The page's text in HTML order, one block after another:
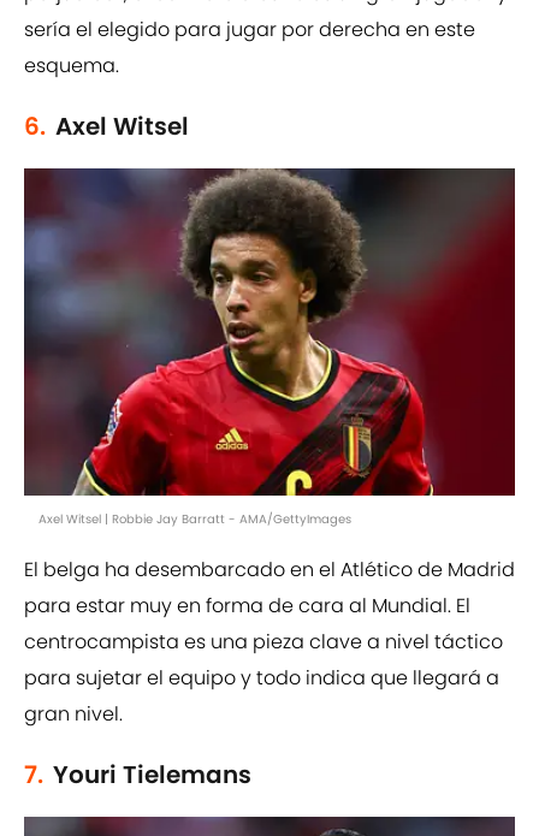
sería el elegido para jugar por derecha en este
esquema.
6. Axel Witsel
Axel Witsel | Robbie Jay Barratt - AMA/GettyImages
El belga ha desembarcado en el Atlético de Madrid
para estar muy en forma de cara al Mundial. El
centrocampista es una pieza clave a nivel táctico
para sujetar el equipo y todo indica que llegará a
gran nivel.
7. Youri Tielemans